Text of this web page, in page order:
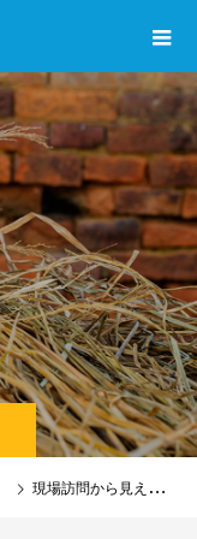
現場訪問から見える成長と信頼